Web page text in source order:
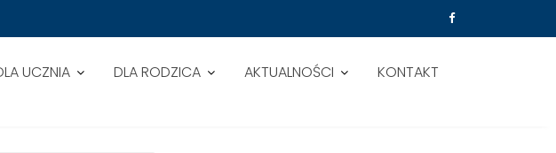
UCZNIA DLA RODZICA AKTUALNOŚCI KONTAKT
70 – LECIA SZKOŁY